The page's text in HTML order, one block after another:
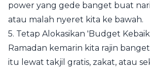
power yang gede banget buat
atau malah nyeret kita ke bawah.
5. Tetap Alokasikan 'Budget
Ramadan kemarin kita rajin
itu lewat takjil gratis, zakat, atau